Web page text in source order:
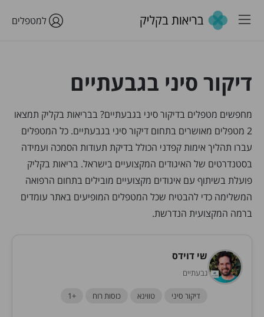
למטפלים
דיקור סיני בגבעתיים
מחפשים מטפלים בדיקור סיני בגבעתיים? בבריאות בקליק תמצאו
2 מטפלים מאושרים בתחום דיקור סיני בגבעתיים. כל המטפלים
עברו תהליך אימות קפדני הכולל בדיקת תעודות הסמכה ועמידה
בסטנדרטים של האיגודים המקצועיים בישראל. בריאות בקליק
פועלת בשיתוף עם איגודים מקצועיים מובילים בתחום הרפואה
המשלימה כדי להבטיח שכל המטפלים המופיעים באתר עומדים
ברמה המקצועית הנדרשת.
שי דוידס
גבעתיים
דיקור סיני טווינא כוסות רוח +1